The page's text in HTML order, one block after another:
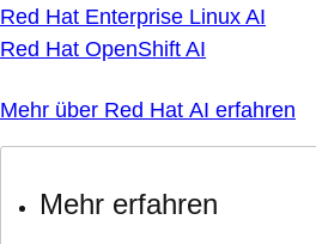
Red Hat Enterprise Linux AI
Red Hat OpenShift AI
Mehr über Red Hat AI erfahren
Mehr erfahren